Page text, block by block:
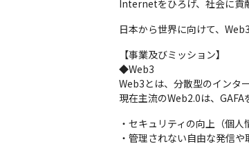
Internetをひろげ、社会に貢
日本から世界に向けて、
【事業及びミッション】
◆Web3
Web3とは、分散型のインタ
現在主流のWeb2.0は、GAFA
・セキュリティの向上（個人
・管理されない自由な発信や